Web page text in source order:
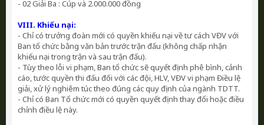
- 02 Giải Ba : Cúp và 2.000.000 đồng
VIII. Khiếu nại:
- Chỉ có trưởng đoàn mới có quyền khiếu nại về tư cách VĐV với
Ban tổ chức bằng văn bản trước trận đấu (không chấp nhận
khiếu nại trong trận và sau trận đấu).
- Tùy theo lỗi vi phạm, Ban tổ chức sẽ quyết định phê bình, cảnh
cáo, tước quyền thi đấu đối với các đội, HLV, VĐV vi phạm Điều lệ
giải, xử lý nghiêm túc theo đúng các quy định của ngành TDTT.
- Chỉ có Ban Tổ chức mới có quyền quyết định thay đổi hoặc điều
chỉnh điều lệ này.